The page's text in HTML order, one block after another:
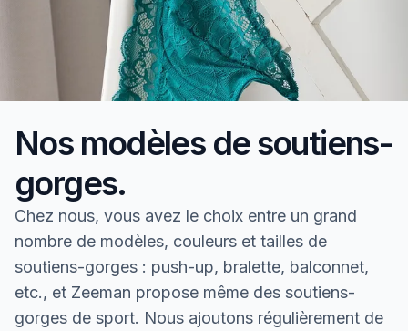
Nos modèles de soutiens-
gorges.
Chez nous, vous avez le choix entre un grand
nombre de modèles, couleurs et tailles de
soutiens-gorges : push-up, bralette, balconnet,
etc., et Zeeman propose même des soutiens-
gorges de sport. Nous ajoutons régulièrement de